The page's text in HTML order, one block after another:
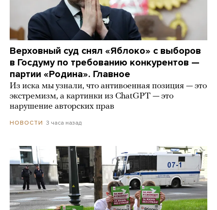
Верховный суд снял «Яблоко» с выборов
в Госдуму по требованию конкурентов —
партии «Родина». Главное
Из иска мы узнали, что антивоенная позиция — это
экстремизм, а картинки из СhatGPT — это
нарушение авторских прав
НОВОСТИ 3 часа назад